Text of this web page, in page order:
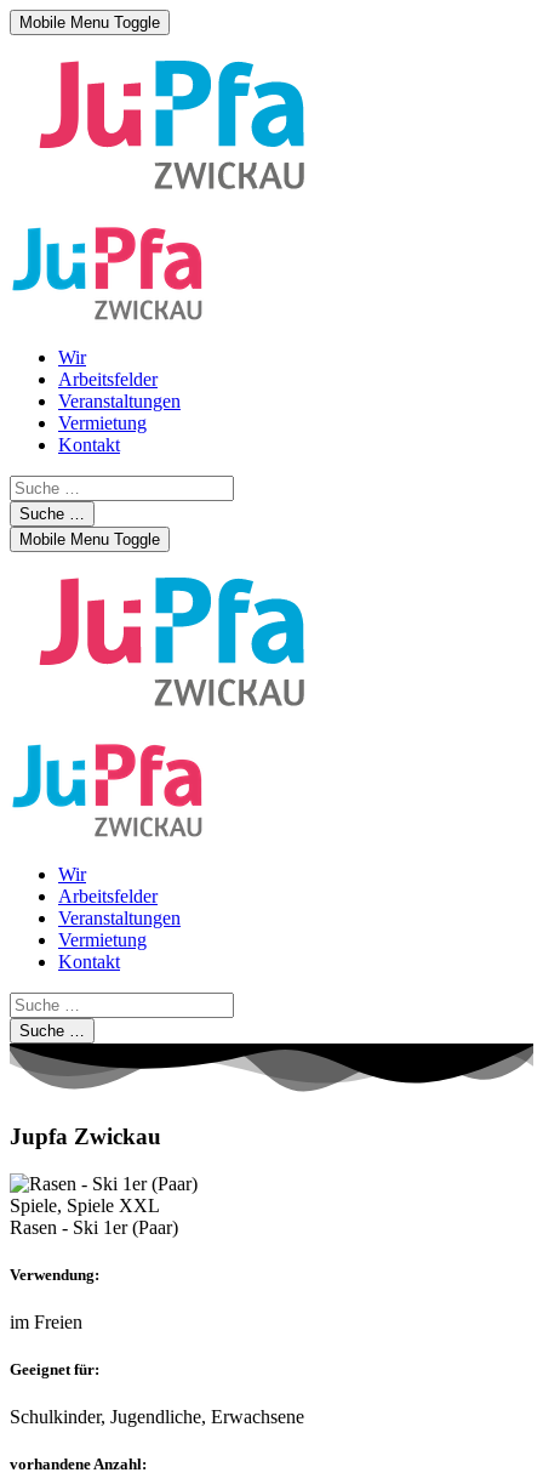
Mobile Menu Toggle
Wir
Arbeitsfelder
Veranstaltungen
Vermietung
Kontakt
Suche …
Mobile Menu Toggle
Wir
Arbeitsfelder
Veranstaltungen
Vermietung
Kontakt
Suche …
Jupfa Zwickau
Spiele, Spiele XXL
Rasen - Ski 1er (Paar)
Verwendung:
im Freien
Geeignet für:
Schulkinder, Jugendliche, Erwachsene
vorhandene Anzahl: